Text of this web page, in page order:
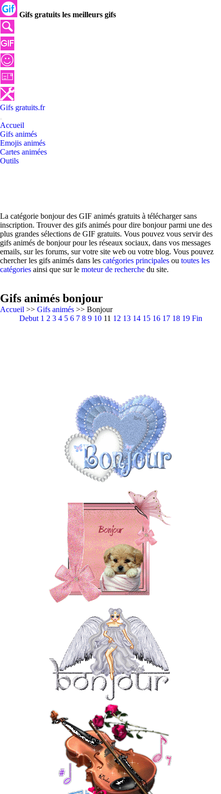
Gifs gratuits les meilleurs gifs
Gifs gratuits.fr
Accueil
Gifs animés
Emojis animés
Cartes animées
Outils
La catégorie bonjour des GIF animés gratuits à télécharger sans
inscription. Trouver des gifs animés pour dire bonjour parmi une des
plus grandes sélections de GIF gratuits. Vous pouvez vous servir des
gifs animés de bonjour pour les réseaux sociaux, dans vos messages
emails, sur les forums, sur votre site web ou votre blog. Vous pouvez
chercher les gifs animés dans les catégories principales ou toutes les
catégories ainsi que sur le moteur de recherche du site.
Gifs animés bonjour
Accueil >> Gifs animés >> Bonjour
Debut 1 2 3 4 5 6 7 8 9 10 11 12 13 14 15 16 17 18 19 Fin